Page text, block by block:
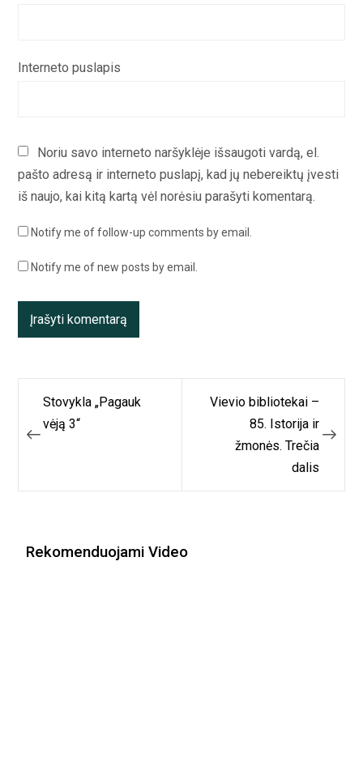
Interneto puslapis
Noriu savo interneto naršyklėje išsaugoti vardą, el.
pašto adresą ir interneto puslapį, kad jų nebereiktų įvesti
iš naujo, kai kitą kartą vėl norėsiu parašyti komentarą.
Notify me of follow-up comments by email.
Notify me of new posts by email.
Navigacija
tarp
Stovykla „Pagauk
vėją 3“
Vievio bibliotekai –
85. Istorija ir
žmonės. Trečia
dalis
Rekomenduojami Video